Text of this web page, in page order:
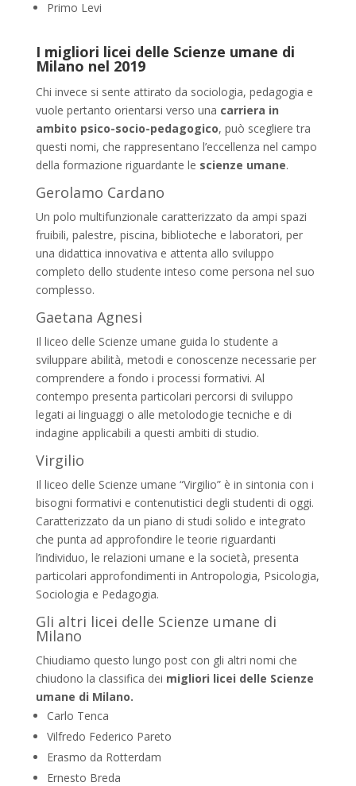
Primo Levi
I migliori licei delle Scienze umane di
Milano nel 2019
Chi invece si sente attirato da sociologia, pedagogia e
vuole pertanto orientarsi verso una carriera in
ambito psico-socio-pedagogico, può scegliere tra
questi nomi, che rappresentano l’eccellenza nel campo
della formazione riguardante le scienze umane.
Gerolamo Cardano
Un polo multifunzionale caratterizzato da ampi spazi
fruibili, palestre, piscina, biblioteche e laboratori, per
una didattica innovativa e attenta allo sviluppo
completo dello studente inteso come persona nel suo
complesso.
Gaetana Agnesi
Il liceo delle Scienze umane guida lo studente a
sviluppare abilità, metodi e conoscenze necessarie per
comprendere a fondo i processi formativi. Al
contempo presenta particolari percorsi di sviluppo
legati ai linguaggi o alle metolodogie tecniche e di
indagine applicabili a questi ambiti di studio.
Virgilio
Il liceo delle Scienze umane “Virgilio” è in sintonia con i
bisogni formativi e contenutistici degli studenti di oggi.
Caratterizzato da un piano di studi solido e integrato
che punta ad approfondire le teorie riguardanti
l’individuo, le relazioni umane e la società, presenta
particolari approfondimenti in Antropologia, Psicologia,
Sociologia e Pedagogia.
Gli altri licei delle Scienze umane di
Milano
Chiudiamo questo lungo post con gli altri nomi che
chiudono la classifica dei migliori licei delle Scienze
umane di Milano.
Carlo Tenca
Vilfredo Federico Pareto
Erasmo da Rotterdam
Ernesto Breda